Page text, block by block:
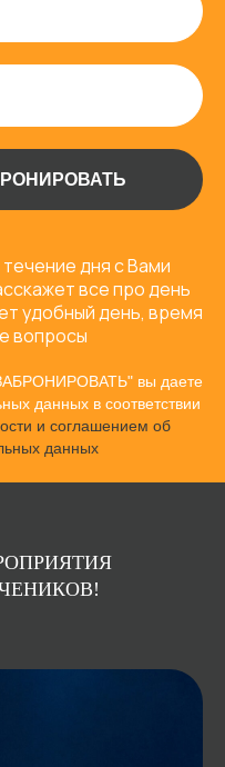
дня с Вами
все про день
удобный день, время
вопросы
вы даете
данных в соответствии
и соглашением об
данных